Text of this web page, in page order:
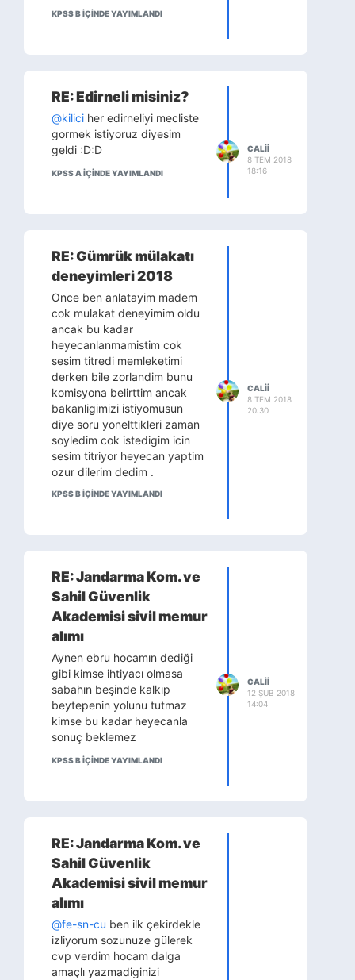
KPSS B IÇINDE YAYIMLANDI
RE: Edirneli misiniz?
@kilici her edirneliyi mecliste
gormek istiyoruz diyesim
geldi :D:D
KPSS A IÇINDE YAYIMLANDI
CALII
8 TEM 2018
18:16
RE: Gümrük mülakatı
deneyimleri 2018
Once ben anlatayim madem
cok mulakat deneyimim oldu
ancak bu kadar
heyecanlanmamistim cok
sesim titredi memleketimi
derken bile zorlandim bunu
komisyona belirttim ancak
bakanligimizi istiyomusun
diye soru yonelttikleri zaman
soyledim cok istedigim icin
sesim titriyor heyecan yaptim
ozur dilerim dedim .
komisyondaki uyeler cok
ciddiye aliyordu her gireni 10
donem baskanligi kimde
dendi bunda bayagi kem kum
ettim. Kardes meslekleri suan
nasil yasadigim nelerle
ugrastigim anne babam
uzerine bayagi konustuk.
Benim konusmakta
zorlanmam olmasaydi iyi
sayilirdi mulakat ve pc bilip
bilmedigimi sordular
mulakatin bitimine yakin. Snra
tesekkur edip bitirdiler (buro)
KPSS B IÇINDE YAYIMLANDI
CALII
8 TEM 2018
20:30
RE: Jandarma Kom. ve
Sahil Güvenlik
Akademisi sivil memur
alımı
Aynen ebru hocamın dediği
gibi kimse ihtiyacı olmasa
sabahın beşinde kalkıp
beytepenin yolunu tutmaz
kimse bu kadar heyecanla
sonuç beklemez
KPSS B IÇINDE YAYIMLANDI
CALII
12 ŞUB 2018
14:04
RE: Jandarma Kom. ve
Sahil Güvenlik
Akademisi sivil memur
alımı
@fe-sn-cu ben ilk çekirdekle
izliyorum sozunuze gülerek
cvp verdim hocam dalga
amaçlı yazmadiginizi